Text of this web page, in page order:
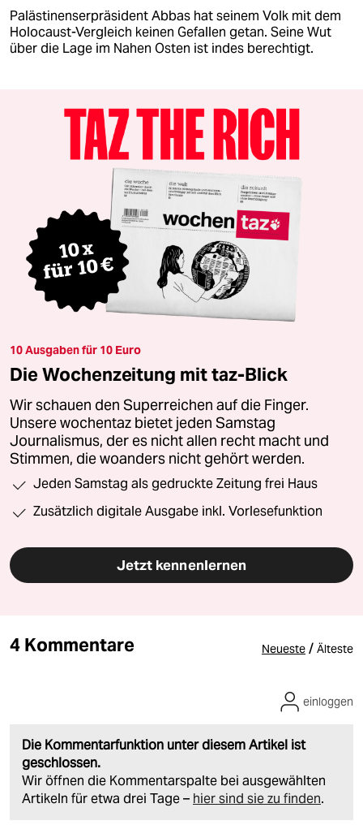
Palästinenserpräsident Abbas hat seinem Volk mit dem
Holocaust-Vergleich keinen Gefallen getan. Seine Wut
über die Lage im Nahen Osten ist indes berechtigt.
10 Ausgaben für 10 Euro
Die Wochenzeitung mit taz-Blick
Wir schauen den Superreichen auf die Finger.
Unsere wochentaz bietet jeden Samstag
Journalismus, der es nicht allen recht macht und
Stimmen, die woanders nicht gehört werden.
Jeden Samstag als gedruckte Zeitung frei Haus
Zusätzlich digitale Ausgabe inkl. Vorlesefunktion
Jetzt kennenlernen
4 Kommentare Neueste / Älteste
Die Kommentarfunktion unter diesem Artikel ist
geschlossen.
Wir öffnen die Kommentarspalte bei ausgewählten
Artikeln für etwa drei Tage – hier sind sie zu finden.
einloggen